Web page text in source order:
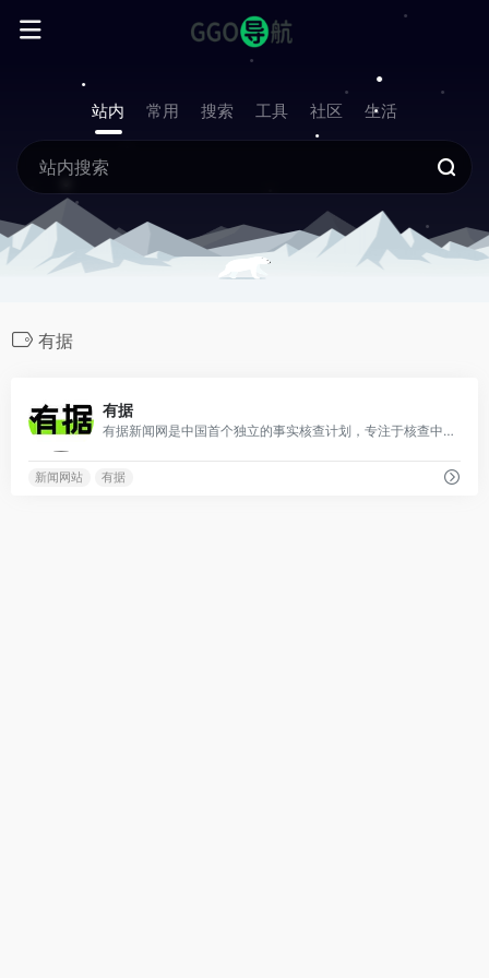
站内 常用 搜索 工具 社区 生活
有据
有据
有据新闻网是中国首个独立的事实核查计划，专注于核查中文世界的国际资讯。
新闻网站 有据